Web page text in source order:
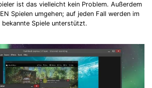
ist das vielleicht kein Problem. Außerdem
Spielen umgehen; auf jeden Fall werden im
bekannte Spiele unterstützt.